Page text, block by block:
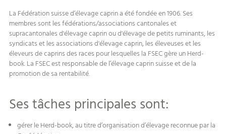
La Fédération suisse d’élevage caprin a été fondée en 1906. Ses
membres sont les fédérations/associations cantonales et
supracantonales d'élevage caprin ou d'élevage de petits ruminants, les
syndicats et les associations d'élevage caprin, les éleveuses et les
éleveurs de caprins des races pour lesquelles la FSEC gère un Herd-
book. La FSEC est responsable de l’élevage caprin suisse et de la
promotion de sa rentabilité.
Ses tâches principales sont:
gérer le Herd-book, au titre d’organisation d’élevage reconnue par la